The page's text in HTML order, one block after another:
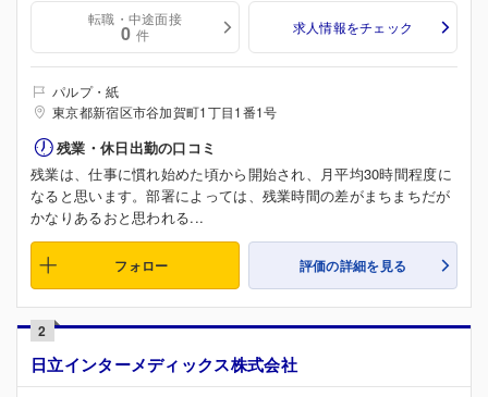
転職・中途面接
0 件 求人情報をチェック
パルプ・紙
東京都新宿区市谷加賀町1丁目1番1号
残業・休日出勤の口コミ
残業は、仕事に慣れ始めた頃から開始され、月平均30時間程度に
なると思います。部署によっては、残業時間の差がまちまちだが
かなりあるおと思われる...
フォロー 評価の詳細を見る
2
日立インターメディックス株式会社